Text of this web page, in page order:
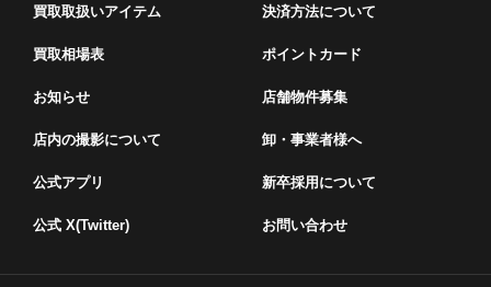
買取取扱いアイテム
買取相場表
お知らせ
店内の撮影について
公式アプリ
公式 X(Twitter)
決済方法について
ポイントカード
店舗物件募集
卸・事業者様へ
新卒採用について
お問い合わせ